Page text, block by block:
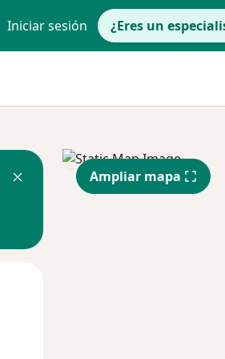
Iniciar sesión ¿Eres un
Ampliar mapa